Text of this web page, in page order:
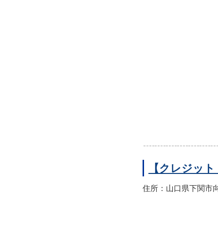
【クレジッ
住所：山口県下関市